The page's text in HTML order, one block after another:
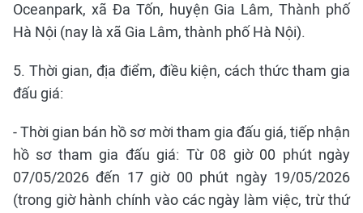
Oceanpark, xã Đa Tốn, huyện Gia Lâm, Thành phố
Hà Nội (nay là xã Gia Lâm, thành phố Hà Nội).
5. Thời gian, địa điểm, điều kiện, cách thức tham gia
đấu giá:
- Thời gian bán hồ sơ mời tham gia đấu giá, tiếp nhận
hồ sơ tham gia đấu giá: Từ 08 giờ 00 phút ngày
07/05/2026 đến 17 giờ 00 phút ngày 19/05/2026
(trong giờ hành chính vào các ngày làm việc, trừ thứ